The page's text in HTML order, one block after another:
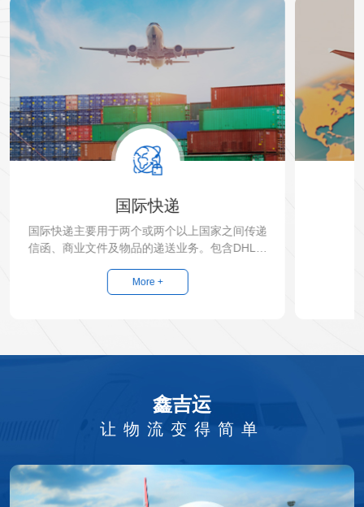
国际快递
国际快递主要用于两个或两个以上国家之间传递
信函、商业文件及物品的递送业务。包含DHL、
More +
鑫吉运
让物流变得简单